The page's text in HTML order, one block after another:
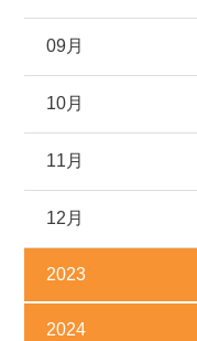
09月
10月
11月
12月
2023
2024